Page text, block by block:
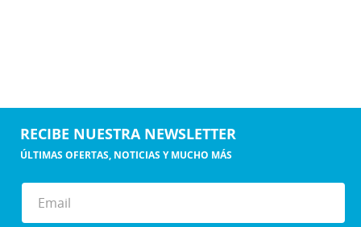
RECIBE NUESTRA NEWSLETTER
ÚLTIMAS OFERTAS, NOTICIAS Y MUCHO MÁS